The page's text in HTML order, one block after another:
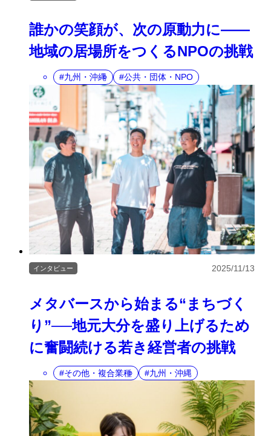
誰かの笑顔が、次の原動力に――
地域の居場所をつくるNPOの挑戦
九州・沖縄 公共・団体・NPO
メタバースから始まる“まちづく
り”──地元大分を盛り上げるため
に奮闘続ける若き経営者の挑戦
インタビュー 2025/11/13
その他・複合業種 九州・沖縄